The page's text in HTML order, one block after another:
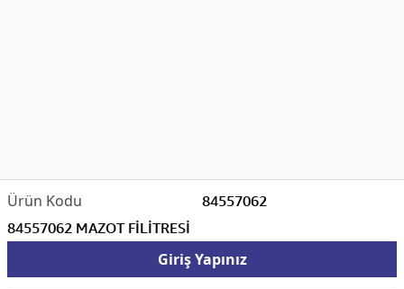
84557062
84557062 MAZOT FİLİTRESİ
Giriş Yapınız